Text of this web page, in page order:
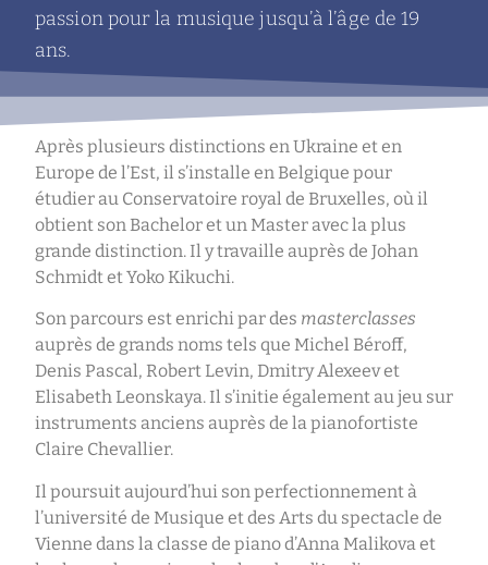
passion pour la musique jusqu’à l’âge de 19
ans.
Après plusieurs distinctions en Ukraine et en
Europe de l’Est, il s’installe en Belgique pour
étudier au Conservatoire royal de Bruxelles, où il
obtient son Bachelor et un Master avec la plus
grande distinction. Il y travaille auprès de Johan
Schmidt et Yoko Kikuchi.
Son parcours est enrichi par des masterclasses
auprès de grands noms tels que Michel Béroff,
Denis Pascal, Robert Levin, Dmitry Alexeev et
Elisabeth Leonskaya. Il s’initie également au jeu sur
instruments anciens auprès de la pianofortiste
Claire Chevallier.
Il poursuit aujourd’hui son perfectionnement à
l’université de Musique et des Arts du spectacle de
Vienne dans la classe de piano d’Anna Malikova et